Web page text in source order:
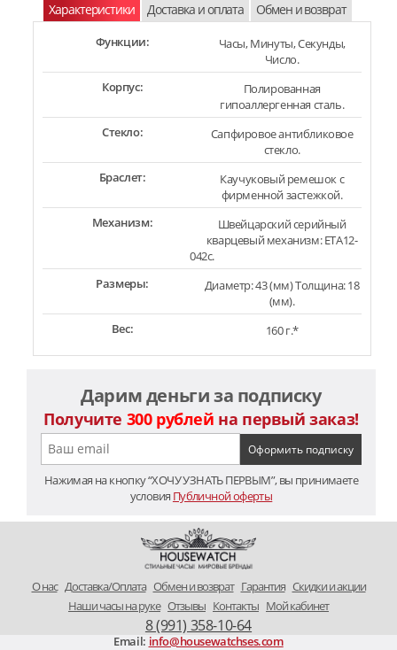
Характеристики Доставка и оплата Обмен и возврат
Функции:
Часы, Минуты, Секунды,
Число.
Корпус:
Полированная
гипоаллергенная сталь.
Стекло:
Сапфировое антибликовое
стекло.
Браслет:
Каучуковый ремешок с
фирменной застежкой.
Механизм:
Швейцарский серийный
кварцевый механизм: ETA12-
042c.
Размеры:
Диаметр: 43 (мм) Толщина: 18
(мм).
Вес:
160 г.*
Дарим деньги за подписку
Получите 300 рублей на первый заказ!
Нажимая на кнопку “ХОЧУ УЗНАТЬ ПЕРВЫМ”, вы принимаете
условия Публичной оферты
O нас Доставка/Оплата Обмен и возврат Гарантия Скидки и акции
Наши часы на руке Отзывы Контакты Мой кабинет
8 (991) 358-10-64
Email: info@housewatchses.com